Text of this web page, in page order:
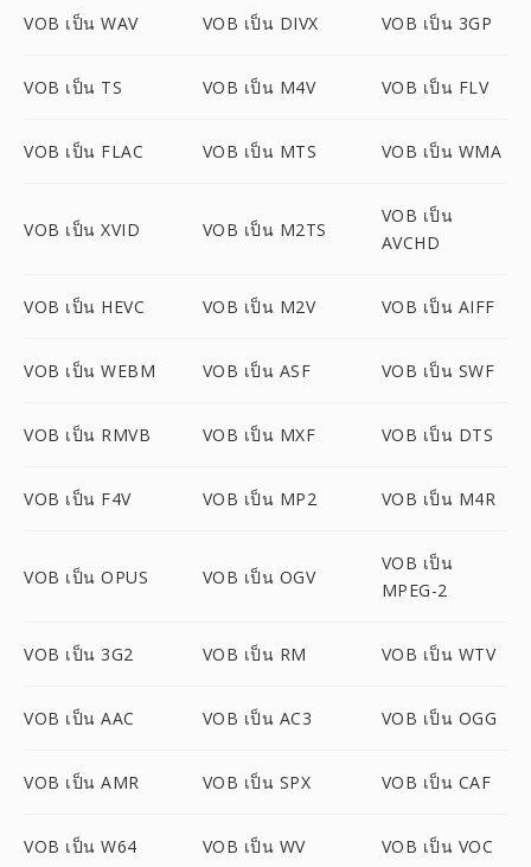
VOB เป็น WAV VOB เป็น DIVX VOB เป็น 3GP
VOB เป็น TS VOB เป็น M4V VOB เป็น FLV
VOB เป็น FLAC VOB เป็น MTS VOB เป็น WMA
VOB เป็น XVID VOB เป็น M2TS
VOB เป็น
AVCHD
VOB เป็น HEVC VOB เป็น M2V VOB เป็น AIFF
VOB เป็น WEBM VOB เป็น ASF VOB เป็น SWF
VOB เป็น RMVB VOB เป็น MXF VOB เป็น DTS
VOB เป็น F4V VOB เป็น MP2 VOB เป็น M4R
VOB เป็น OPUS VOB เป็น OGV
VOB เป็น
MPEG-2
VOB เป็น 3G2 VOB เป็น RM VOB เป็น WTV
VOB เป็น AAC VOB เป็น AC3 VOB เป็น OGG
VOB เป็น AMR VOB เป็น SPX VOB เป็น CAF
VOB เป็น W64 VOB เป็น WV VOB เป็น VOC